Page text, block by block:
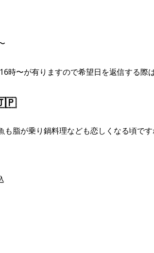
時〜が有りますので希望日を返信する
も脂が乗り鍋料理なども恋しくなる頃で